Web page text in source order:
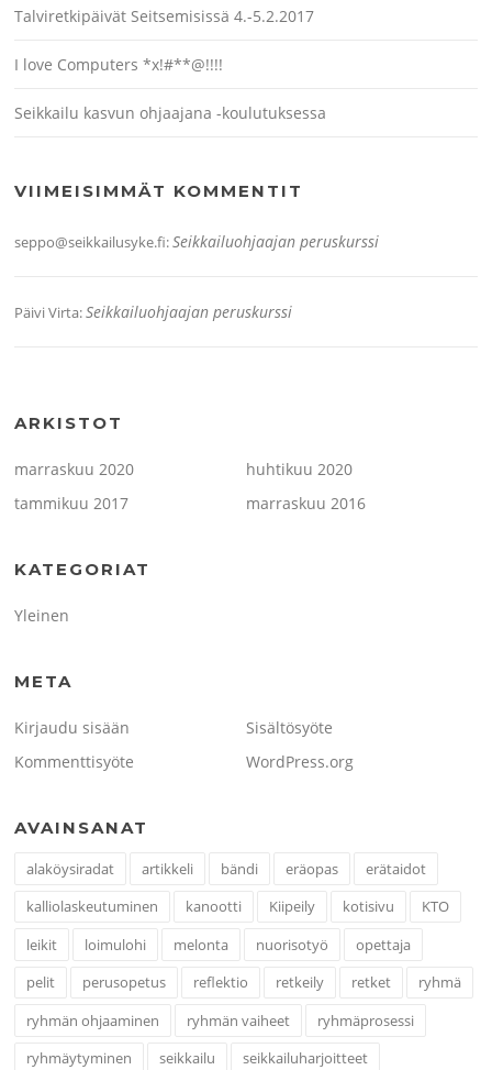
Talviretkipäivät Seitsemisissä 4.-5.2.2017
I love Computers *x!#**@!!!!
Seikkailu kasvun ohjaajana -koulutuksessa
VIIMEISIMMÄT KOMMENTIT
seppo@seikkailusyke.fi:Seikkailuohjaajan peruskurssi
Päivi Virta:Seikkailuohjaajan peruskurssi
ARKISTOT
marraskuu 2020
huhtikuu 2020
tammikuu 2017
marraskuu 2016
KATEGORIAT
Yleinen
META
Kirjaudu sisään
Sisältösyöte
Kommenttisyöte
WordPress.org
AVAINSANAT
alaköysiradat artikkeli bändi eräopas
erätaidot
kalliolaskeutuminen
kanootti Kiipeily kotisivu
KTO
leikit
loimulohi melonta nuorisotyö
opettaja
pelit
perusopetus reflektio retkeily retket
ryhmä
ryhmän ohjaaminen
ryhmän vaiheet
ryhmäprosessi
ryhmäytyminen
seikkailu
seikkailuharjoitteet